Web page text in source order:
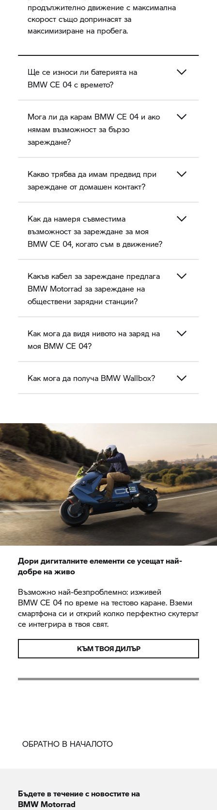
продължително движение с максимална
скорост също допринасят за
максимизиране на пробега.
Ще се износи ли батерията на
BMW CE 04 с времето?
Мога ли да карам BMW CE 04 и ако
нямам възможност за бързо
зареждане?
Какво трябва да имам предвид при
зареждане от домашен контакт?
Как да намеря съвместима
възможност за зареждане за моя
BMW CE 04, когато съм в движение?
Какъв кабел за зареждане предлага
BMW Motorrad за зареждане на
обществени зарядни станции?
Как мога да видя нивото на заряд на
моя BMW CE 04?
Как мога да получа BMW Wallbox?
Дори дигиталните елементи се усещат най-
добре на живо
Възможно най-безпроблемно: изживей
BMW CE 04 по време на тестово каране. Вземи
смартфона си и открий колко перфектно скутерът
се интегрира в твоя свят.
КЪМ ТВОЯ ДИЛЪР
ОБРАТНО В НАЧАЛОТО
Бъдете в течение с новостите на
BMW Motorrad